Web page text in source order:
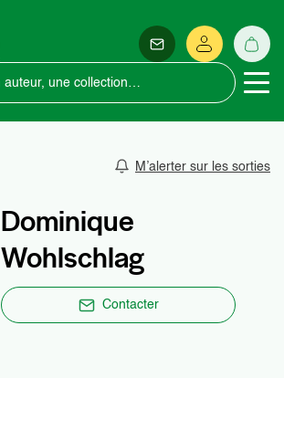
M’alerter sur les sorties
Dominique
Wohlschlag
Contacter